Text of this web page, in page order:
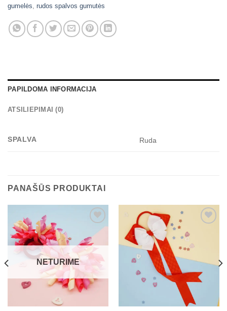
gumelės, rudos spalvos gumutės
PAPILDOMA INFORMACIJA
ATSILIEPIMAI (0)
SPALVA Ruda
PANAŠŪS PRODUKTAI
Mėgstamiausias
NETURIME
Mėgstamiausias